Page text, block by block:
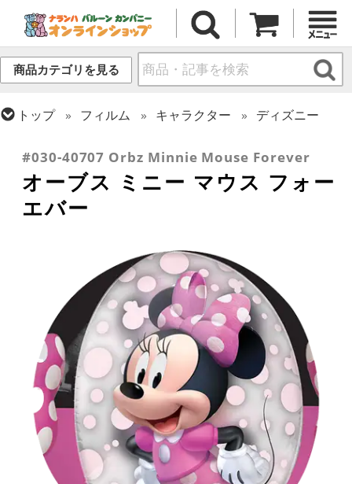
商品カテゴリを見る
トップ フィルム キャラクター
ディズニー
#030-40707 Orbz Minnie Mouse Forever
オーブス ミニー マウス フォー
エバー